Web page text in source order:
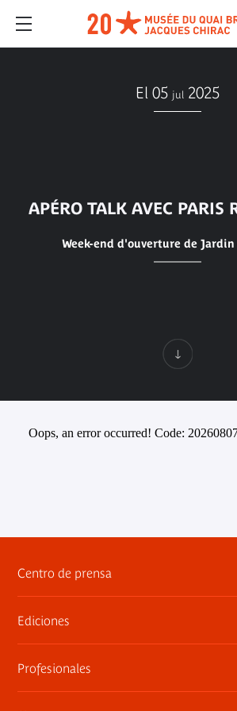
El 05 jul 2025
APÉRO TALK AVEC PARIS
Week-end d'ouverture de
Oops, an error occurred! Code:
Centro de prensa
Dosieres, comunicados de prensa,
exposiciones
Ediciones
Las publicaciones del museo
Profesionales